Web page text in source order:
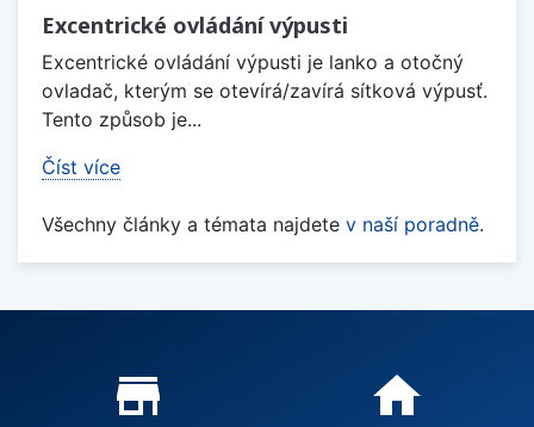
Excentrické ovládání výpusti
Excentrické ovládání výpusti je lanko a otočný
ovladač, kterým se otevírá/zavírá sítková výpusť.
Tento způsob je...
Číst více
Všechny články a témata najdete v naší poradně.
Proč nakupovat u nás?
store_mall_directory home